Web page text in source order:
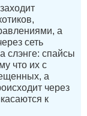
а
сеть
слэнге: спайсы
что их с
а
через
к